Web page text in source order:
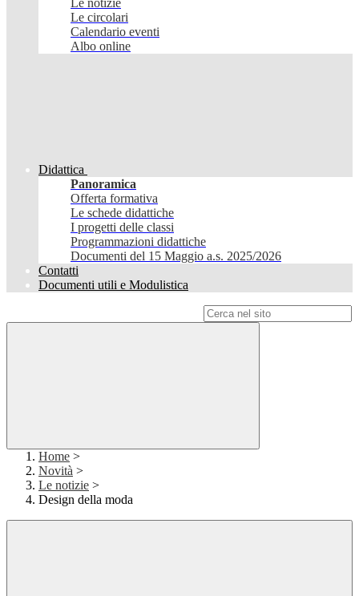
Le notizie
Le circolari
Calendario eventi
Albo online
Didattica
Panoramica
Offerta formativa
Le schede didattiche
I progetti delle classi
Programmazioni didattiche
Documenti del 15 Maggio a.s. 2025/2026
Contatti
Documenti utili e Modulistica
Home >
Novità >
Le notizie >
Design della moda